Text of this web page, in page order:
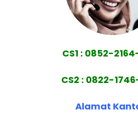
CS1 : 0852-
CS2 : 0822-
Alamat